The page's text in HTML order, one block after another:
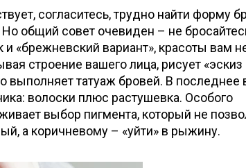
согласитесь, трудно найти форму
общий совет очевиден – не
и «брежневский вариант», красоты вам
строение вашего лица, рисует «эскиз
выполняет татуаж бровей. В последнее
волоски плюс растушевка. Особого
выбор пигмента, который не
а коричневому – «уйти» в рыжину.